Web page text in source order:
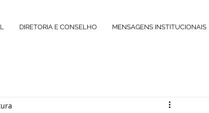
DIRETORIA E CONSELHO MENSAGENS INSTITUCIONAIS